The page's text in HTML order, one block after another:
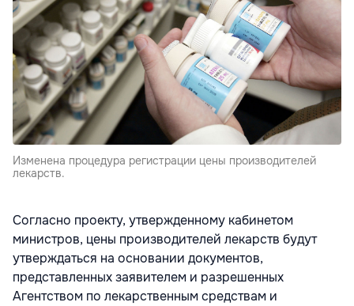
Изменена процедура регистрации цены производителей
лекарств.
Согласно проекту, утвержденному кабинетом
министров, цены производителей лекарств будут
утверждаться на основании документов,
представленных заявителем и разрешенных
Агентством по лекарственным средствам и